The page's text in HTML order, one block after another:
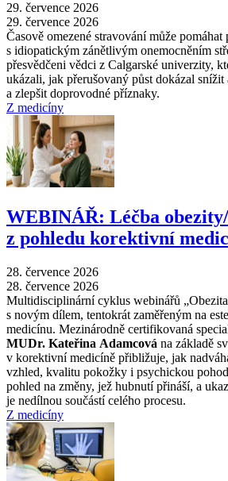
29. července 2026
29. července 2026
Časově omezené stravování může pomáhat
s idiopatickým zánětlivým onemocněním
přesvědčeni vědci z Calgarské univerzity,
ukázali, jak přerušovaný půst dokázal
a zlepšit doprovodné příznaky.
Z medicíny
WEBINÁŘ: Léčba
z pohledu korektivní
28. července 2026
28. července 2026
Multidisciplinární cyklus webinářů
s novým dílem, tentokrát zaměřeným na
medicínu. Mezinárodně certifikovaná
MUDr. Kateřina Adamcová na základě
v korektivní medicíně přibližuje, jak
vzhled, kvalitu pokožky i psychickou
pohled na změny, jež hubnutí přináší, a
je nedílnou součástí celého procesu.
Z medicíny